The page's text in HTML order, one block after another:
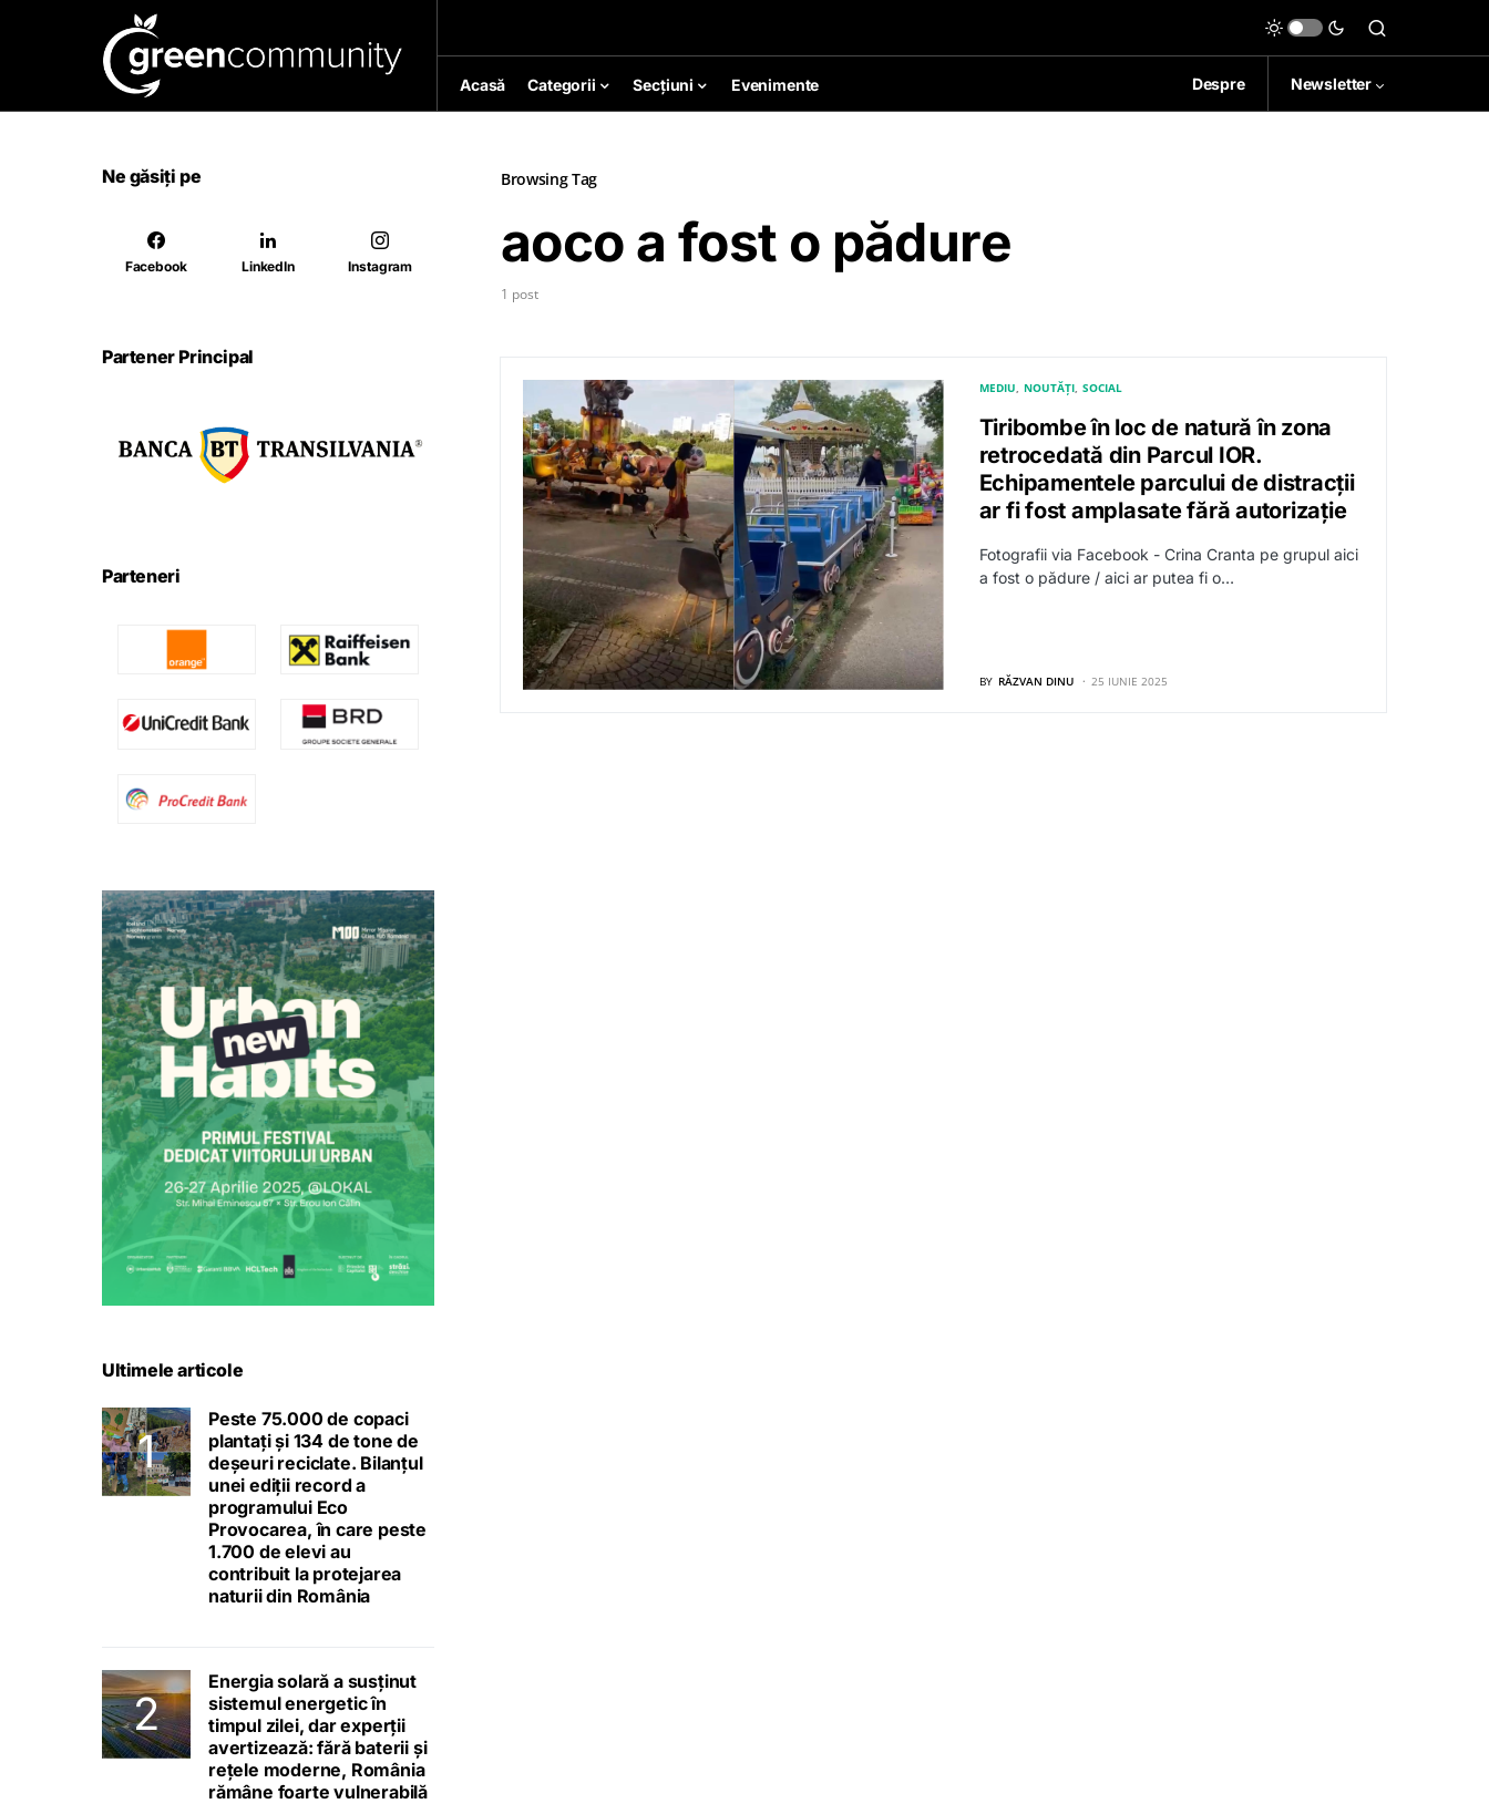
Acasă Categorii Secțiuni Evenimente Despre Newsletter
Browsing Tag
aoco a fost o pădure
1 post
MEDIU NOUTĂȚI SOCIAL
Tiribombe în loc de natură în zona
retrocedată din Parcul IOR.
Echipamentele parcului de distracții
ar fi fost amplasate fără autorizație
Fotografii via Facebook - Crina Cranta pe grupul aici
a fost o pădure / aici ar putea fi o…
BY RĂZVAN DINU 25 IUNIE 2025
Ne găsiți pe
Facebook LinkedIn Instagram
Partener Principal
Parteneri
Ultimele articole
Peste 75.000 de copaci
plantați și 134 de tone de
deșeuri reciclate. Bilanțul
unei ediții record a
programului Eco
Provocarea, în care peste
1.700 de elevi au
contribuit la protejarea
naturii din România
Energia solară a susținut
sistemul energetic în
timpul zilei, dar experții
avertizează: fără baterii și
rețele moderne, România
rămâne foarte vulnerabilă